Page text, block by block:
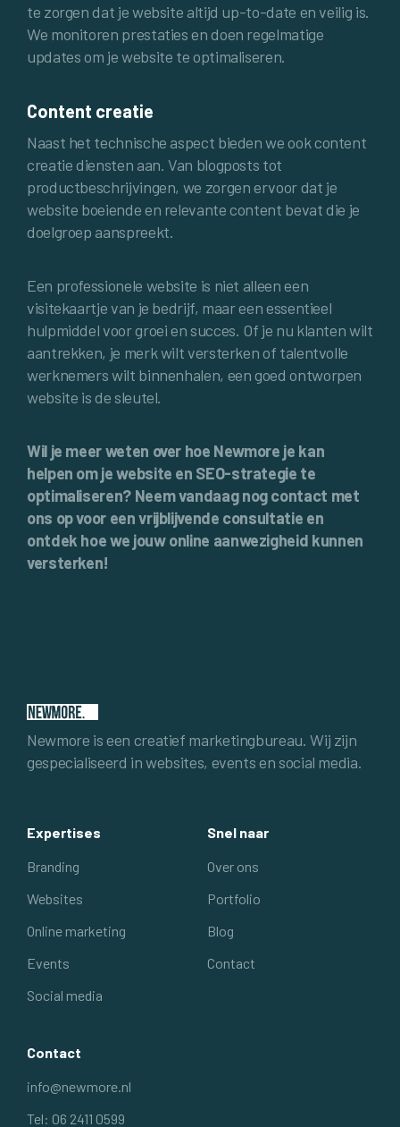
te zorgen dat je website altijd up-to-date en veilig is.
We monitoren prestaties en doen regelmatige
updates om je website te optimaliseren.
Content creatie
Naast het technische aspect bieden we ook content
creatie diensten aan. Van blogposts tot
productbeschrijvingen, we zorgen ervoor dat je
website boeiende en relevante content bevat die je
doelgroep aanspreekt.
Een professionele website is niet alleen een
visitekaartje van je bedrijf, maar een essentieel
hulpmiddel voor groei en succes. Of je nu klanten wilt
aantrekken, je merk wilt versterken of talentvolle
werknemers wilt binnenhalen, een goed ontworpen
website is de sleutel.
Wil je meer weten over hoe Newmore je kan
helpen om je website en SEO-strategie te
optimaliseren? Neem vandaag nog contact met
ons op voor een vrijblijvende consultatie en
ontdek hoe we jouw online aanwezigheid kunnen
versterken!
Newmore is een creatief marketingbureau. Wij zijn
gespecialiseerd in websites, events en social media.
Expertises
Branding
Websites
Online marketing
Events
Social media
Snel naar
Over ons
Portfolio
Blog
Contact
Contact
info@newmore.nl
Tel: 06 2411 0599